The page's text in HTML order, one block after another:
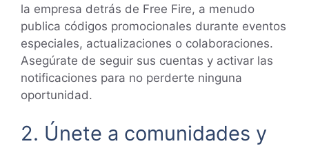
la empresa detrás de Free Fire, a menudo
publica códigos promocionales durante eventos
especiales, actualizaciones o colaboraciones.
Asegúrate de seguir sus cuentas y activar las
notificaciones para no perderte ninguna
oportunidad.
2. Únete a comunidades y